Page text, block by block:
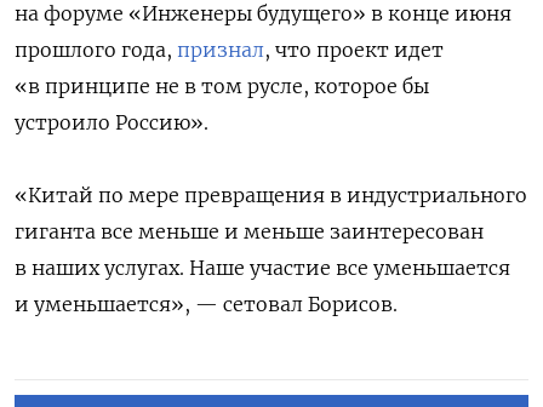
на форуме «Инженеры будущего» в конце июня
прошлого года, признал, что проект идет
«в принципе не в том русле, которое бы
устроило Россию».
«Китай по мере превращения в индустриального
гиганта все меньше и меньше заинтересован
в наших услугах. Наше участие все уменьшается
и уменьшается», — сетовал Борисов.